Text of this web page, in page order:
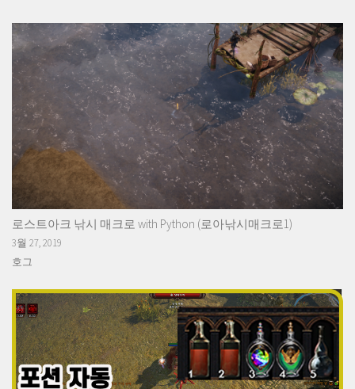
로스트아크 낚시 매크로 with Python (로아낚시매크로1)
3월 27, 2019
호그